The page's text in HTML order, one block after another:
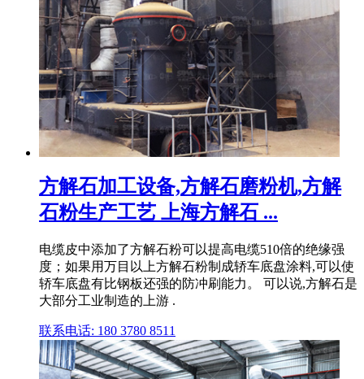
方解石加工设备,方解石磨粉机,方解
石粉生产工艺 上海方解石 ...
电缆皮中添加了方解石粉可以提高电缆510倍的绝缘强
度；如果用万目以上方解石粉制成轿车底盘涂料,可以使
轿车底盘有比钢板还强的防冲刷能力。 可以说,方解石是
大部分工业制造的上游 .
联系电话: 180 3780 8511